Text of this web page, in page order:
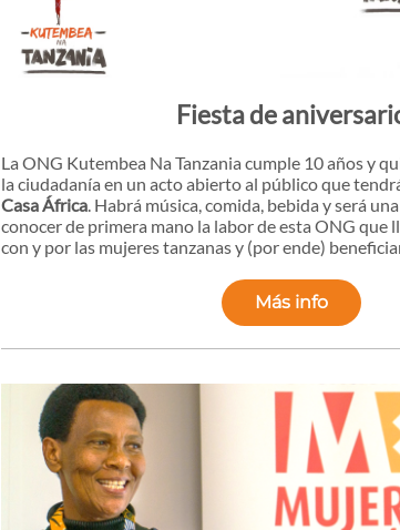
Fiesta de
La ONG Kutembea Na Tanzania cumple 10 años y
la ciudadanía en un acto abierto al público que
Casa África. Habrá música, comida, bebida y será
conocer de primera mano la labor de esta ONG que
con y por las mujeres tanzanas y (por ende)
Más info